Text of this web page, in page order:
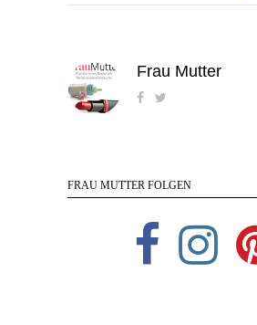
Frau Mutter
FRAU MUTTER FOLGEN